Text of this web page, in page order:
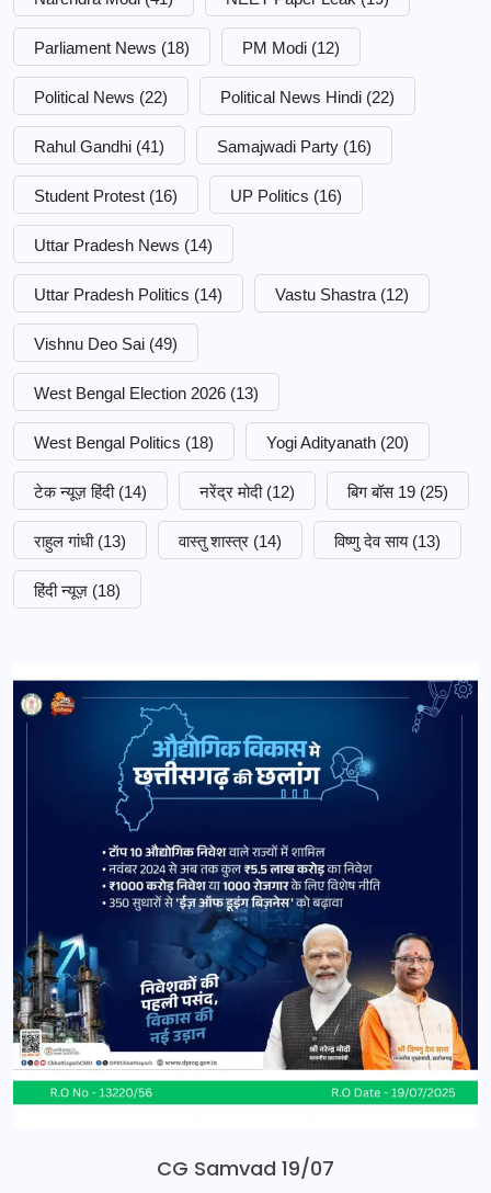
Parliament News (18) PM Modi (12)
Political News (22) Political News Hindi (22)
Rahul Gandhi (41) Samajwadi Party (16)
Student Protest (16) UP Politics (16)
Uttar Pradesh News (14)
Uttar Pradesh Politics (14) Vastu Shastra (12)
Vishnu Deo Sai (49)
West Bengal Election 2026 (13)
West Bengal Politics (18) Yogi Adityanath (20)
टेक न्यूज़ हिंदी (14) नरेंद्र मोदी (12) बिग बॉस 19 (25)
राहुल गांधी (13) वास्तु शास्त्र (14) विष्णु देव साय (13)
हिंदी न्यूज़ (18)
CG Samvad 19/07